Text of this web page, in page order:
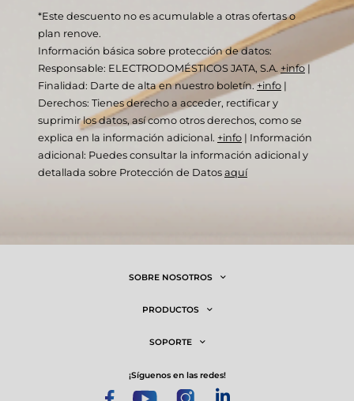
*Este descuento no es acumulable a otras ofertas o
plan renove.
Información básica sobre protección de datos:
Responsable: ELECTRODOMÉSTICOS JATA, S.A. +info |
Finalidad: Darte de alta en nuestro boletín.+info |
Derechos: Tienes derecho a acceder, rectificar y
suprimir los datos, así como otros derechos, como se
explica en la información adicional. +info | Información
adicional: Puedes consultar la información adicional y
detallada sobre Protección de Datos aquí
SOBRE NOSOTROS
PRODUCTOS
SOPORTE
¡síguenos en las redes!